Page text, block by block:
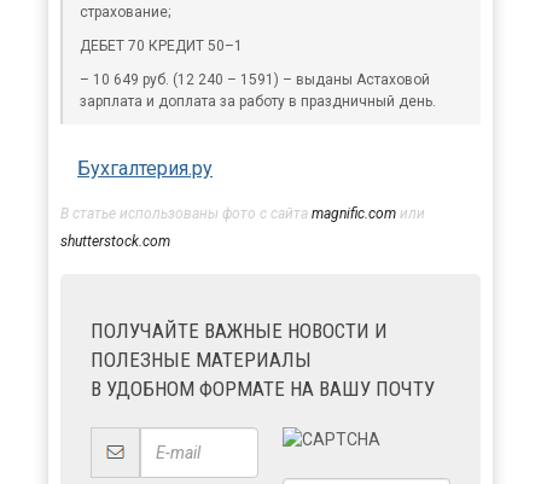
страхование;
ДЕБЕТ 70 КРЕДИТ 50–1
– 10 649 руб. (12 240 – 1591) – выданы Астаховой
зарплата и доплата за работу в праздничный день.
Бухгалтерия.ру
В статье использованы фото с сайта magnific.com или
shutterstock.com
ПОЛУЧАЙТЕ ВАЖНЫЕ НОВОСТИ И
ПОЛЕЗНЫЕ МАТЕРИАЛЫ
В УДОБНОМ ФОРМАТЕ НА ВАШУ ПОЧТУ